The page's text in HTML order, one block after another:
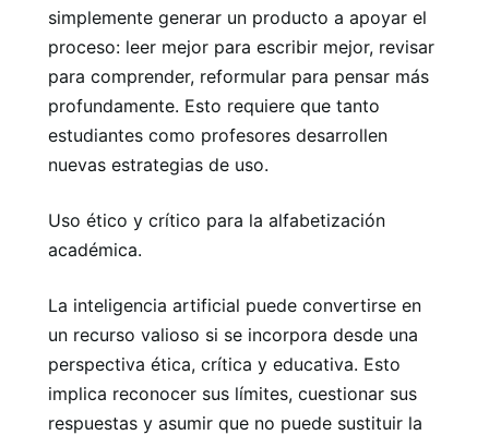
simplemente generar un producto a apoyar el
proceso: leer mejor para escribir mejor, revisar
para comprender, reformular para pensar más
profundamente. Esto requiere que tanto
estudiantes como profesores desarrollen
nuevas estrategias de uso.
Uso ético y crítico para la alfabetización
académica.
La inteligencia artificial puede convertirse en
un recurso valioso si se incorpora desde una
perspectiva ética, crítica y educativa. Esto
implica reconocer sus límites, cuestionar sus
respuestas y asumir que no puede sustituir la